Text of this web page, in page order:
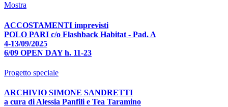
Mostra
ACCOSTAMENTI imprevisti
POLO PARI c/o Flashback Habitat - Pad. A
4-13/09/2025
6/09 OPEN DAY h. 11-23
Progetto speciale
ARCHIVIO SIMONE SANDRETTI
a cura di Alessia Panfili e Tea Taramino